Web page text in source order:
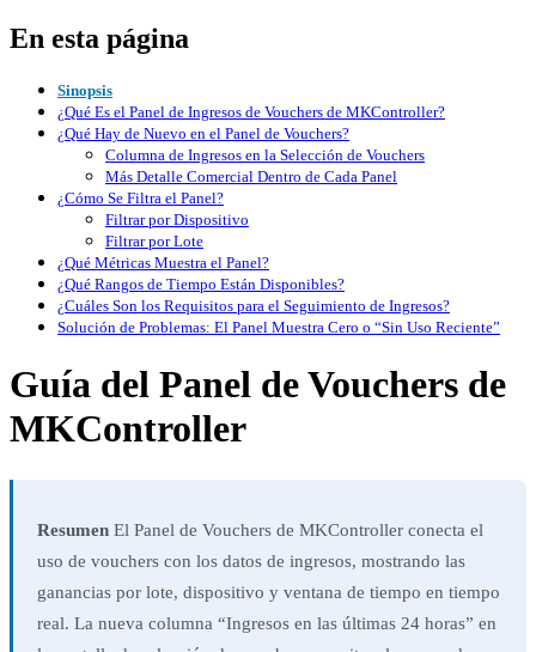
En esta página
Sinopsis
¿Qué Es el Panel de Ingresos de Vouchers de MKController?
¿Qué Hay de Nuevo en el Panel de Vouchers?
Columna de Ingresos en la Selección de Vouchers
Más Detalle Comercial Dentro de Cada Panel
¿Cómo Se Filtra el Panel?
Filtrar por Dispositivo
Filtrar por Lote
¿Qué Métricas Muestra el Panel?
¿Qué Rangos de Tiempo Están Disponibles?
¿Cuáles Son los Requisitos para el Seguimiento de Ingresos?
Solución de Problemas: El Panel Muestra Cero o “Sin Uso Reciente”
Guía del Panel de Vouchers de
MKController
Resumen El Panel de Vouchers de MKController conecta el
uso de vouchers con los datos de ingresos, mostrando las
ganancias por lote, dispositivo y ventana de tiempo en tiempo
real. La nueva columna “Ingresos en las últimas 24 horas” en